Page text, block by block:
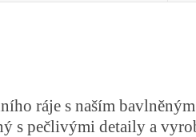
ráje s naším
s pečlivými detaily a